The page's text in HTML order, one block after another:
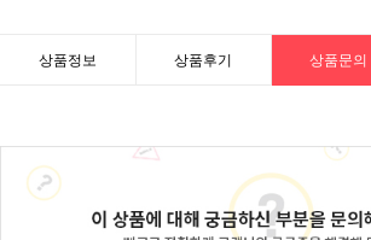
상품정보 상품후기 상품문의